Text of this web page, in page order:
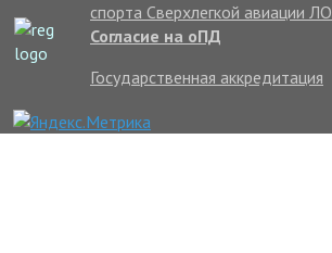
спорта Сверхлегкой авиации ЛО
Согласие на оПД
Государственная аккредитация